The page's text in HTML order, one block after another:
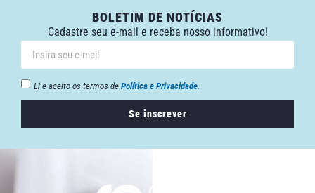
BOLETIM DE NOTÍCIAS
Cadastre seu e-mail e receba nosso informativo!
Li e aceito os termos de Política e Privacidade.
Se inscrever